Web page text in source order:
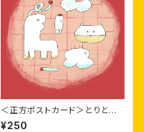
＜正方ポストカード＞とりとめ
のないものたち
¥250